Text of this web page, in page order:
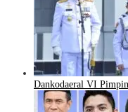
Dankodaeral VI